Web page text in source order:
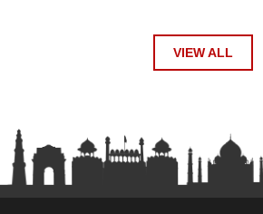
VIEW ALL